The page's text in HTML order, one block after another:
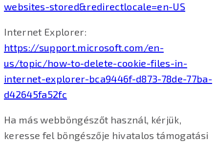
websites-stored&redirectlocale=en-US
Internet Explorer:
https://support.microsoft.com/en-
us/topic/how-to-delete-cookie-files-in-
internet-explorer-bca9446f-d873-78de-77ba-
d42645fa52fc
Ha más webböngészőt használ, kérjük,
keresse fel böngészője hivatalos támogatási